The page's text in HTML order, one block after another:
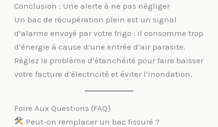
Conclusion : Une alerte à ne pas négliger
Un bac de récupération plein est un signal
d’alarme envoyé par votre frigo : il consomme trop
d’énergie à cause d’une entrée d’air parasite.
Réglez le problème d’étanchéité pour faire baisser
votre facture d’électricité et éviter l’inondation.
Foire Aux Questions (FAQ)
Peut-on remplacer un bac fissuré ?